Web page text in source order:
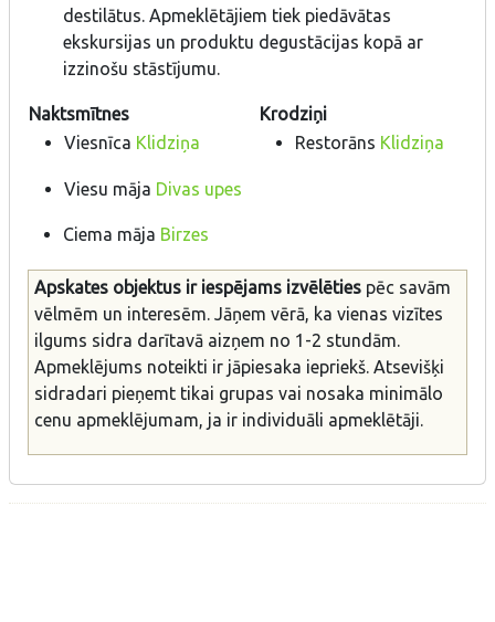
destilātus. Apmeklētājiem tiek piedāvātas
ekskursijas un produktu degustācijas kopā ar
izzinošu stāstījumu.
Naktsmītnes
Krodziņi
Viesnīca Klidziņa Restorāns Klidziņa
Viesu māja Divas upes
Ciema māja Birzes
Apskates objektus ir iespējams izvēlētiespēc savām
vēlmēm un interesēm. Jāņem vērā, ka vienas vizītes
ilgums sidra darītavā aizņem no 1-2 stundām.
Apmeklējums noteikti ir jāpiesaka iepriekš. Atsevišķi
sidradari pieņemt tikai grupas vai nosaka minimālo
cenu apmeklējumam, ja ir individuāli apmeklētāji.